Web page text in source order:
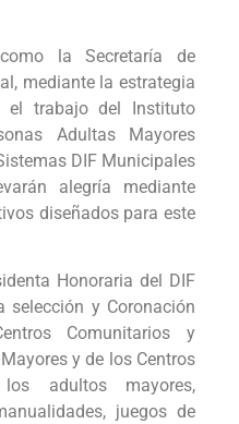
la Secretaría de
mediante la estrategia
el trabajo del Instituto
Adultas Mayores
DIF Municipales
alegría mediante
diseñados para este
Honoraria del DIF
selección y Coronación
Comunitarios y
y de los Centros
adultos mayores,
juegos de